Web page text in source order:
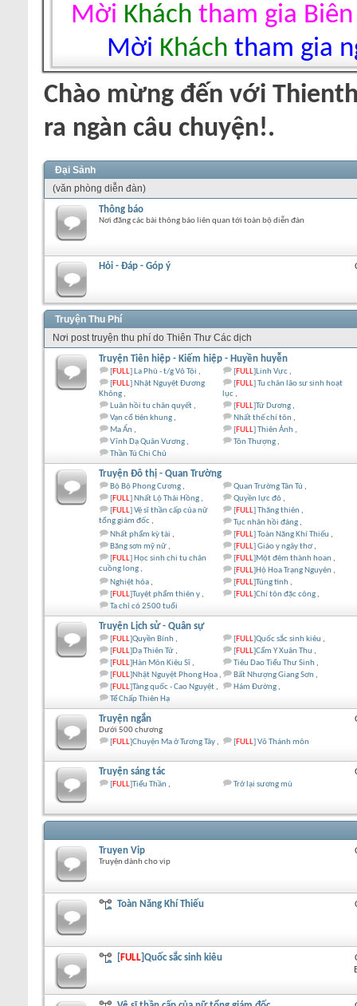
Mời Khách tham gia
Mời Khách tham gia
Chào mừng đến với
ra ngàn câu chuyện!.
Đại Sảnh
(văn phòng diễn đàn)
Thông báo
Nơi đăng các bài thông báo liên quan tới toàn bộ diễn đàn
Hỏi - Đáp - Góp ý
Truyện Thu Phí
Nơi post truyện thu phí do Thiên Thư Các dịch
Truyện Tiên hiệp - Kiếm hiệp - Huyền huyễn
[FULL] La Phù - t/g Vô Tội [FULL]Linh Vực
[FULL] Nhật Nguyệt Đương
Không
[FULL] Tu chân lão sư sinh hoạt
lục
Luân hồi tu chân quyết
[FULL]Tử Dương
Vạn cổ tiên khung
Nhất thế chí tôn
Ma Ẩn
[FULL] Thiên Ảnh
Vĩnh Dạ Quân Vương
Tôn Thượng
Thần Tú Chi Chủ
Truyện Đô thị - Quan Trường
Bộ Bộ Phong Cương
Quan Trường Tân Tú
[FULL] Nhất Lộ Thải Hồng
Quyền lực đỏ
[FULL] Vệ sĩ thần cấp của nữ
tổng giám đốc
[FULL] Thăng thiên
Tục nhân hồi đáng
Nhất phẩm kỳ tài
[FULL] Toàn Năng Khí Thiếu
Băng sơn mỹ nữ
[FULL] Giáo y ngây thơ
[FULL] Học sinh chi tu chân
cuồng long
[FULL]Một đêm thành hoan
[FULL]Hộ Hoa Trạng Nguyên
Nghiệt hỏa
[FULL]Túng tình
[FULL]Tuyệt phẩm thiên y [FULL]Chí tôn đặc công
Ta chỉ có 2500 tuổi
Truyện Lịch sử - Quân sự
[FULL]Quyền Bính [FULL]Quốc sắc sinh kiêu
[FULL]Dạ Thiên Tử [FULL]Cẩm Y Xuân Thu
[FULL]Hàn Môn Kiêu Sĩ
Tiêu Dao Tiểu Thư Sinh
[FULL]Nhật Nguyệt Phong Hoa
Bất Nhượng Giang Sơn
[FULL]Tàng quốc - Cao Nguyệt
Hám Đường
Tể Chấp Thiên Hạ
Truyện ngắn
Dưới 500 chương
[FULL]Chuyện Ma ở Tương Tây [FULL] Võ Thánh môn
Truyện sáng tác
[FULL]Tiểu Thần Trở lại sương mù
Truyen Vip
Truyện dành cho vip
Toàn Năng Khí Thiếu
[ FULL]Quốc sắc sinh kiêu